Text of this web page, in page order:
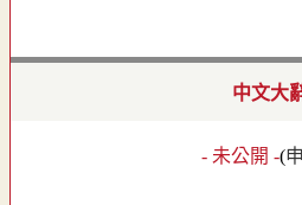
中文大
- 未公開 -(